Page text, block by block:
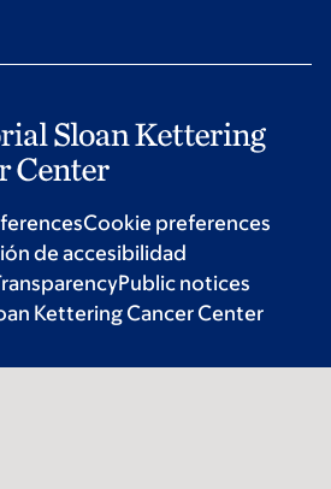
Cookie preferences
de accesibilidad
Public notices
Kettering Cancer Center